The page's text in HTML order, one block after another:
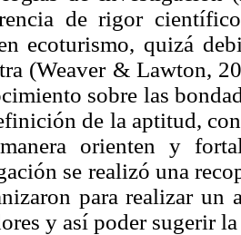
de rigor
ecoturismo, quizá
(Weaver & Lawton,
sobre las
de la aptitud,
orienten y
se realizó una
para realizar un
y así poder sugerir